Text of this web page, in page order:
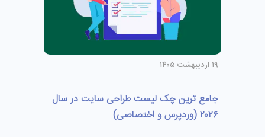
۱۹ اردیبهشت ۱۴۰۵
جامع ترین چک لیست طراحی سایت در سال
۲۰۲۶ (وردپرس و اختصاصی)